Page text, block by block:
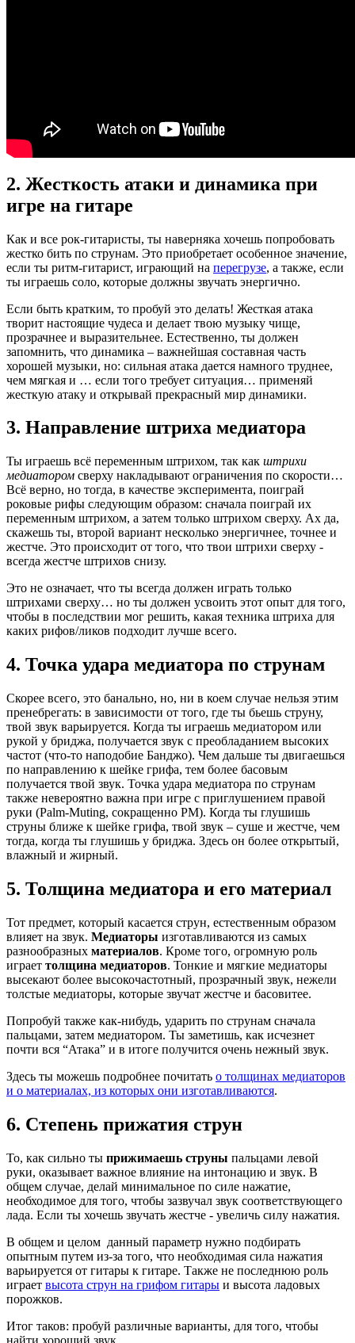
2. Жесткость атаки и динамика при
игре на гитаре
Как и все рок-гитаристы, ты наверняка хочешь попробовать
жестко бить по струнам. Это приобретает особенное значение,
если ты ритм-гитарист, играющий на перегрузе, а также, если
ты играешь соло, которые должны звучать энергично.
Если быть кратким, то пробуй это делать! Жесткая атака
творит настоящие чудеса и делает твою музыку чище,
прозрачнее и выразительнее. Естественно, ты должен
запомнить, что динамика – важнейшая составная часть
хорошей музыки, но: сильная атака дается намного труднее,
чем мягкая и … если того требует ситуация… применяй
жесткую атаку и открывай прекрасный мир динамики.
3. Направление штриха медиатора
Ты играешь всё переменным штрихом, так как штрихи
медиатором сверху накладывают ограничения по скорости…
Всё верно, но тогда, в качестве эксперимента, поиграй
роковые рифы следующим образом: сначала поиграй их
переменным штрихом, а затем только штрихом сверху. Ах да,
скажешь ты, второй вариант несколько энергичнее, точнее и
жестче. Это происходит от того, что твои штрихи сверху -
всегда жестче штрихов снизу.
Это не означает, что ты всегда должен играть только
штрихами сверху… но ты должен усвоить этот опыт для того,
чтобы в последствии мог решить, какая техника штриха для
каких рифов/ликов подходит лучше всего.
4. Точка удара медиатора по струнам
Скорее всего, это банально, но, ни в коем случае нельзя этим
пренебрегать: в зависимости от того, где ты бьешь струну,
твой звук варьируется. Когда ты играешь медиатором или
рукой у бриджа, получается звук с преобладанием высоких
частот (что-то наподобие Банджо). Чем дальше ты двигаешься
по направлению к шейке грифа, тем более басовым
получается твой звук. Точка удара медиатора по струнам
также невероятно важна при игре с приглушением правой
руки (Palm-Muting, сокращенно PM). Когда ты глушишь
струны ближе к шейке грифа, твой звук – суше и жестче, чем
тогда, когда ты глушишь у бриджа. Здесь он более открытый,
влажный и жирный.
5. Толщина медиатора и его материал
Тот предмет, который касается струн, естественным образом
влияет на звук. Медиаторы изготавливаются из самых
разнообразных материалов. Кроме того, огромную роль
играет толщина медиаторов. Тонкие и мягкие медиаторы
высекают более высокочастотный, прозрачный звук, нежели
толстые медиаторы, которые звучат жестче и басовитее.
Попробуй также как-нибудь, ударить по струнам сначала
пальцами, затем медиатором. Ты заметишь, как исчезнет
почти вся “Атака” и в итоге получится очень нежный звук.
Здесь ты можешь подробнее почитать о толщинах медиаторов
и о материалах, из которых они изготавливаются.
6. Степень прижатия струн
То, как сильно ты прижимаешь струны пальцами левой
руки, оказывает важное влияние на интонацию и звук. В
общем случае, делай минимальное по силе нажатие,
необходимое для того, чтобы зазвучал звук соответствующего
лада. Если ты хочешь звучать жестче - увеличь силу нажатия.
В общем и целом данный параметр нужно подбирать
опытным путем из-за того, что необходимая сила нажатия
варьируется от гитары к гитаре. Также не последнюю роль
играет высота струн на грифом гитары и высота ладовых
порожков.
Итог таков: пробуй различные варианты, для того, чтобы
найти хороший звук.